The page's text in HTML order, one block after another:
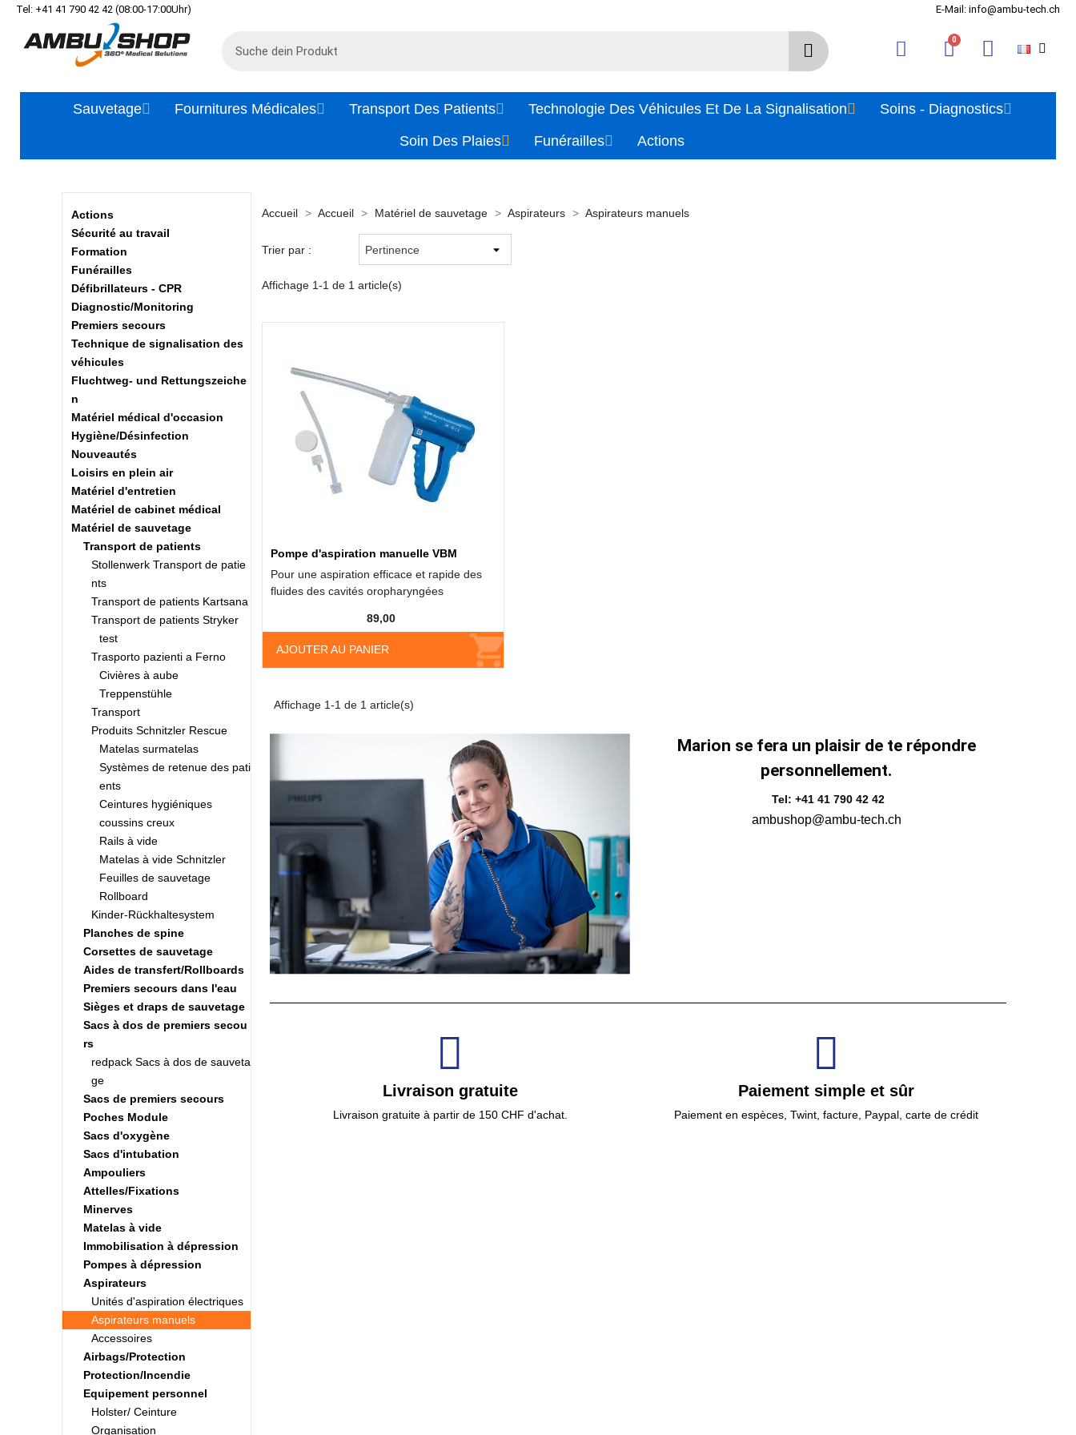
Tel: +41 41 790 42 42 (08:00-17:00Uhr) E-Mail: info@ambu-tech.ch
Sauvetage Fournitures Médicales Transport Des Patients Technologie Des Véhicules Et De La Signalisation
Soins - Diagnostics
Soin Des Plaies
Funérailles Actions
Actions
Sécurité au travail
Formation
Funérailles
Défibrillateurs - CPR
Diagnostic/Monitoring
Premiers secours
Technique de signalisation des
véhicules
Fluchtweg- und Rettungszeiche
n
Matériel médical d'occasion
Hygiène/Désinfection
Nouveautés
Loisirs en plein air
Matériel d'entretien
Matériel de cabinet médical
Matériel de sauvetage
Transport de patients
Stollenwerk Transport de patie
nts
Transport de patients Kartsana
Transport de patients Stryker
test
Trasporto pazienti a Ferno
Civières à aube
Treppenstühle
Transport
Produits Schnitzler Rescue
Matelas surmatelas
Systèmes de retenue des pati
ents
Ceintures hygiéniques
coussins creux
Rails à vide
Matelas à vide Schnitzler
Feuilles de sauvetage
Rollboard
Kinder-Rückhaltesystem
Planches de spine
Corsettes de sauvetage
Aides de transfert/Rollboards
Premiers secours dans l'eau
Sièges et draps de sauvetage
Sacs à dos de premiers secou
rs
redpack Sacs à dos de sauveta
ge
Sacs de premiers secours
Poches Module
Sacs d'oxygène
Sacs d'intubation
Ampouliers
Attelles/Fixations
Minerves
Matelas à vide
Immobilisation à dépression
Pompes à dépression
Aspirateurs
Unités d'aspiration électriques
Aspirateurs manuels
Accessoires
Airbags/Protection
Protection/Incendie
Equipement personnel
Holster/ Ceinture
Organisation
Accueil Accueil Matériel de sauvetage Aspirateurs Aspirateurs manuels
Trier par :
Affichage 1-1 de 1 article(s)
Pompe d'aspiration manuelle VBM
Pour une aspiration efficace et rapide des
fluides des cavités oropharyngées
AJOUTER AU PANIER
89,00
Affichage 1-1 de 1 article(s)
Marion se fera un plaisir de te répondre
personnellement.
Tel: +41 41 790 42 42
ambushop@ambu-tech.ch
Livraison gratuite
Livraison gratuite à partir de 150 CHF d'achat.
Paiement simple et sûr
Paiement en espèces, Twint, facture, Paypal, carte de crédit